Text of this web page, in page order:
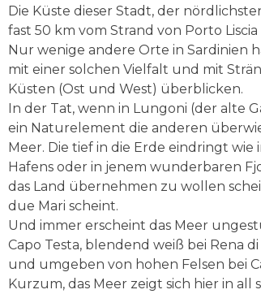
Die Küste dieser Stadt, der
fast 50 km vom Strand von Porto Liscia
Nur wenige andere Orte in Sardinien
mit einer solchen Vielfalt und mit
Küsten (Ost und West) überblicken.
In der Tat, wenn in Lungoni (der alte
ein Naturelement die anderen
Meer. Die tief in die Erde eindringt
Hafens oder in jenem wunderbaren
das Land übernehmen zu wollen
due Mari scheint.
Und immer erscheint das Meer
Capo Testa, blendend weiß bei Rena
und umgeben von hohen Felsen bei
Kurzum, das Meer zeigt sich hier in